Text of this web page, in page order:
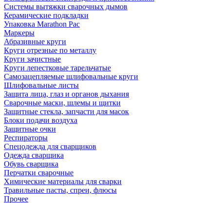
Системы вытяжки сварочных дымов
Керамические подкладки
Упаковка Marathon Pac
Маркеры
Абразивные круги
Круги отрезные по металлу
Круги зачистные
Круги лепестковые тарельчатые
Самозацепляемые шлифовальные круги
Шлифовальные листы
Защита лица, глаз и органов дыхания
Сварочные маски, шлемы и щитки
Защитные стекла, запчасти для масок
Блоки подачи воздуха
Защитные очки
Респираторы
Спецодежда для сварщиков
Одежда сварщика
Обувь сварщика
Перчатки сварочные
Химические материалы для сварки
Травильные пасты, спреи, флюсы
Прочее